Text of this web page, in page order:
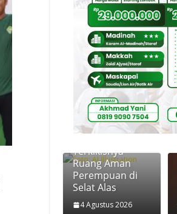
Berlayar
Bersama
Terkikisnya
Ruang Aman
Perempuan di
Selat Alas
4 Agustus 2026